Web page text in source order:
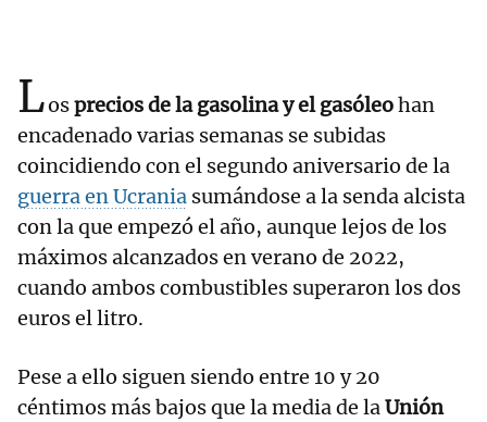
Losprecios de la gasolina y el gasóleohan
encadenado varias semanas se subidas
coincidiendo con el segundo aniversario de la
guerra en Ucrania sumándose a la senda alcista
con la que empezó el año, aunque lejos de los
máximos alcanzados en verano de 2022,
cuando ambos combustibles superaron los dos
euros el litro.
Pese a ello siguen siendo entre 10 y 20
céntimos más bajos que la media de laUnión